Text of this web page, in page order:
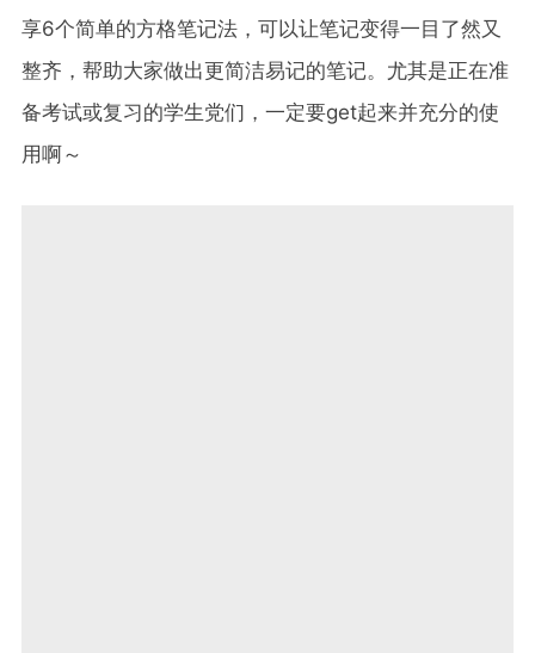
享6个简单的方格笔记法，可以让笔记变得一目了然又
整齐，帮助大家做出更简洁易记的笔记。尤其是正在准
备考试或复习的学生党们，一定要get起来并充分的使
用啊～